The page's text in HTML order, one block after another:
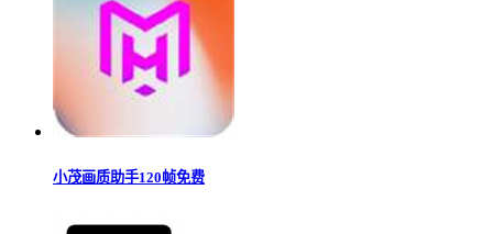
小茂画质助手120帧免费